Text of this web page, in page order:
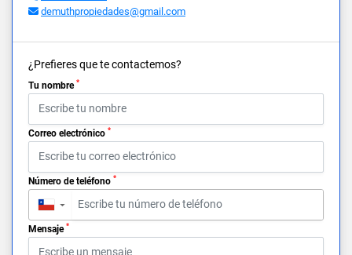
demuthpropiedades@gmail.com
¿Prefieres que te contactemos?
Tu nombre *
Correo electrónico *
Número de teléfono *
▼
Mensaje *